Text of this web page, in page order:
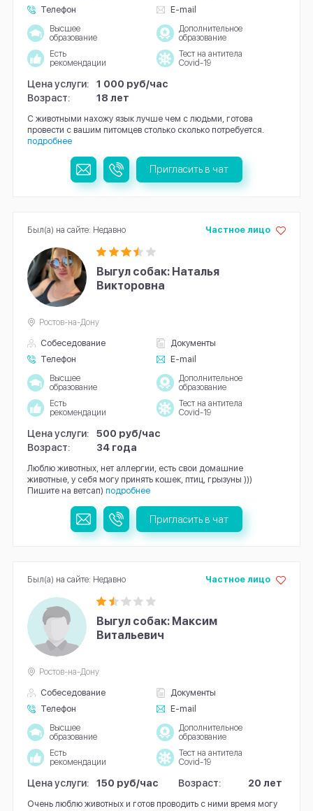
Телефон
E-mail
Высшее
образование
Дополнительное
образование
Есть
рекомендации
Тест на антитела
Covid-19
Цена услуги:
1 000 руб/час
Возраст:
18 лет
С животными нахожу язык лучше чем с людьми, готова
провести с вашим питомцев столько сколько потребуется.
подробнее
Пригласить в чат
Выгул собак: Наталья
Викторовна
Собеседование
Документы
Телефон
E-mail
Частное лицо
Ростов-на-Дону
Высшее
образование
Дополнительное
образование
Есть
рекомендации
Тест на антитела
Covid-19
Цена услуги:
500 руб/час
Возраст:
34 года
Люблю животных, нет аллергии, есть свои домашние
животные, у себя могу принять кошек, птиц, грызуны )))
Пишите на ветсап) подробнее
Был(а) на сайте: Недавно
Пригласить в чат
Выгул собак: Максим
Витальевич
Собеседование
Документы
Телефон
E-mail
Частное лицо
Ростов-на-Дону
Высшее
образование
Дополнительное
образование
Есть
рекомендации
Тест на антитела
Covid-19
Цена услуги: 150 руб/час Возраст: 20 лет
Очень люблю животных и готов проводить с ними время могу
Был(а) на сайте: Недавно